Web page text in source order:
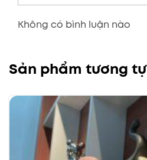
Không có bình luận nào
Sản phẩm tương tự